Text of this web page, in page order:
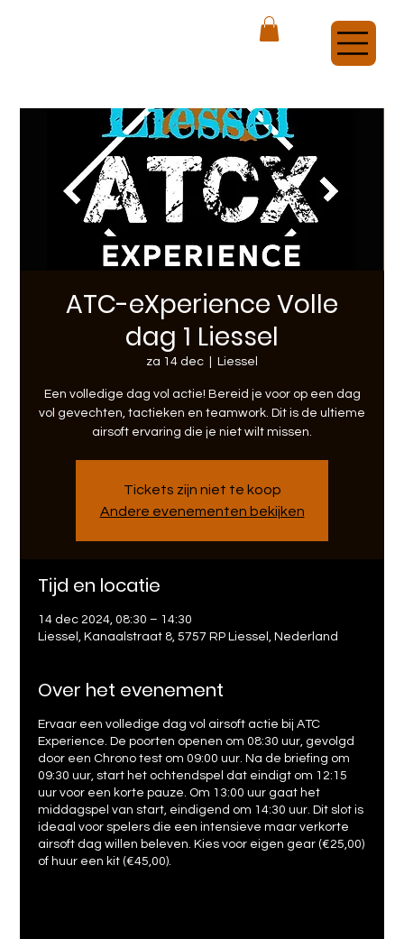
ATC-eXperience Volle
dag 1 Liessel
za 14 dec Liessel
Een volledige dag vol actie! Bereid je voor op een dag
vol gevechten, tactieken en teamwork. Dit is de ultieme
airsoft ervaring die je niet wilt missen.
Tickets zijn niet te koop
Andere evenementen bekijken
Tijd en locatie
14 dec 2024, 08:30 – 14:30
Liessel, Kanaalstraat 8, 5757 RP Liessel, Nederland
Over het evenement
Ervaar een volledige dag vol airsoft actie bij ATC
Experience. De poorten openen om 08:30 uur, gevolgd
door een Chrono test om 09:00 uur. Na de briefing om
09:30 uur, start het ochtendspel dat eindigt om 12:15
uur voor een korte pauze. Om 13:00 uur gaat het
middagspel van start, eindigend om 14:30 uur. Dit slot is
ideaal voor spelers die een intensieve maar verkorte
airsoft dag willen beleven. Kies voor eigen gear (€25,00)
of huur een kit (€45,00).